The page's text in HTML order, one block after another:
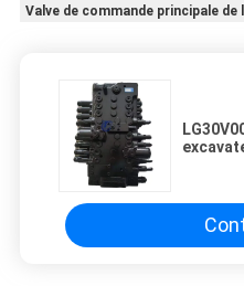
Valve de commande principale